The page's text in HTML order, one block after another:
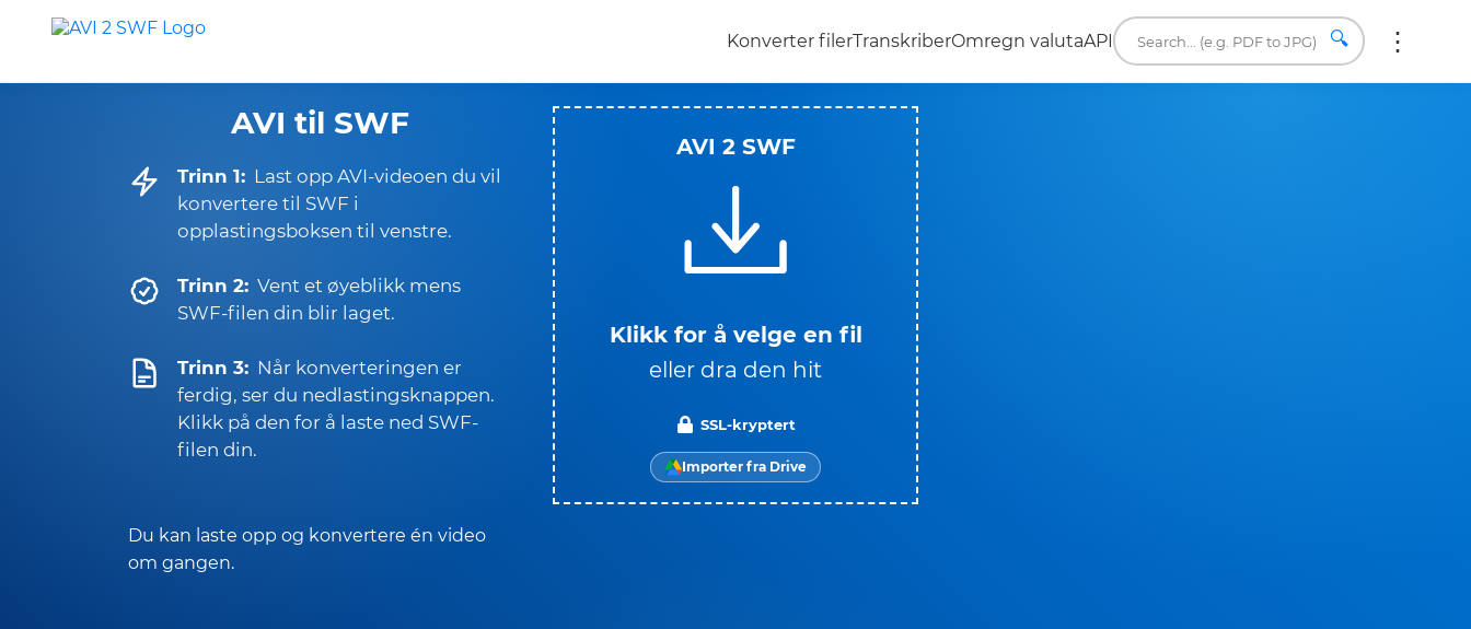
Konverter filerTranskriberOmregn valutaAPI 🔍
AVI til SWF
Trinn 1: Last opp AVI-videoen du vil
konvertere til SWF i
opplastingsboksen til venstre.
Trinn 2: Vent et øyeblikk mens
SWF-filen din blir laget.
Trinn 3: Når konverteringen er
ferdig, ser du nedlastingsknappen.
Klikk på den for å laste ned SWF-
filen din.
Du kan laste opp og konvertere én video
om gangen.
AVI 2 SWF
Klikk for å velge en fil
eller dra den hit
SSL-kryptert
Importer fra Drive